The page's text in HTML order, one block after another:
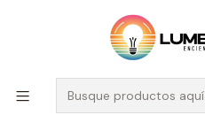
DESPACHO
Inicio